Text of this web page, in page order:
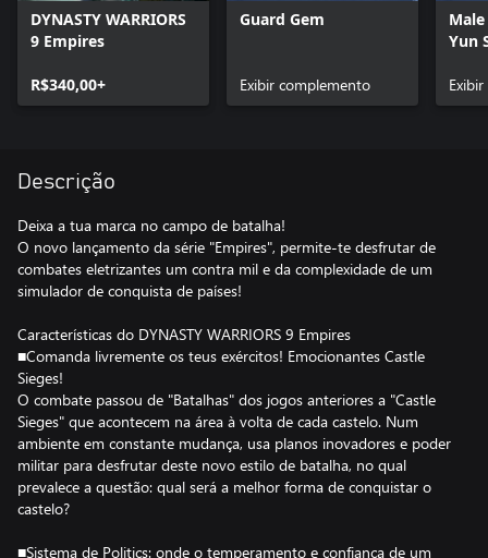
DYNASTY WARRIORS
9 Empires
R$340,00+
Guard Gem
Exibir complemento
Yun
Descrição
Deixa a tua marca no campo de batalha!
O novo lançamento da série "Empires", permite-te desfrutar de
combates eletrizantes um contra mil e da complexidade de um
simulador de conquista de países!
Características do DYNASTY WARRIORS 9 Empires
■Comanda livremente os teus exércitos! Emocionantes Castle
Sieges!
O combate passou de "Batalhas" dos jogos anteriores a "Castle
Sieges" que acontecem na área à volta de cada castelo. Num
ambiente em constante mudança, usa planos inovadores e poder
militar para desfrutar deste novo estilo de batalha, no qual
prevalece a questão: qual será a melhor forma de conquistar o
castelo?
■Sistema de Politics: onde o temperamento e confiança de um